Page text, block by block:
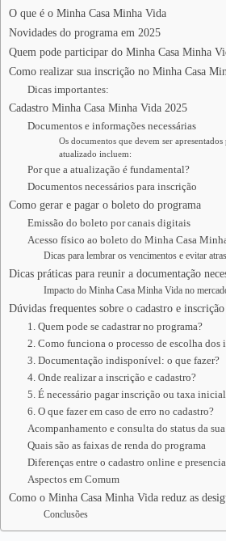
O que é o Minha Casa Minha Vida
Novidades do programa em 2025
Quem pode participar do Minha Casa Minha
Como realizar sua inscrição no Minha Casa
Dicas importantes:
Cadastro Minha Casa Minha Vida 2025
Documentos e informações necessárias
Os documentos que devem ser
atualizado incluem:
Por que a atualização é fundamental?
Documentos necessários para inscrição
Como gerar e pagar o boleto do programa
Emissão do boleto por canais digitais
Acesso físico ao boleto do Minha Casa
Dicas para lembrar os vencimentos e evitar
Dicas práticas para reunir a documentação
Impacto do Minha Casa Minha Vida no
Dúvidas frequentes sobre o cadastro e inscrição
1. Quem pode se cadastrar no programa?
2. Como funciona o processo de escolha dos
3. Documentação indisponível: o que fazer?
4. Onde realizar a inscrição e cadastro?
5. É necessário pagar inscrição ou taxa
6. O que fazer em caso de erro no cadastro?
Acompanhamento e consulta do status da
Quais são as faixas de renda do programa
Diferenças entre o cadastro online e
Aspectos em Comum
Como o Minha Casa Minha Vida reduz as
Conclusões